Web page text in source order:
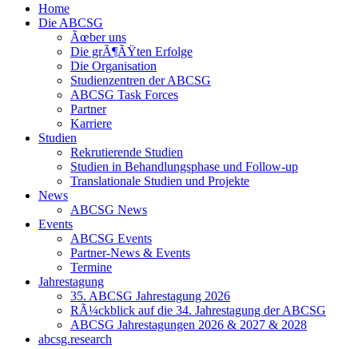
Home
Die ABCSG
Ãœber uns
Die grÃ¶ÃŸten Erfolge
Die Organisation
Studienzentren der ABCSG
ABCSG Task Forces
Partner
Karriere
Studien
Rekrutierende Studien
Studien in Behandlungsphase und Follow-up
Translationale Studien und Projekte
News
ABCSG News
Events
ABCSG Events
Partner-News & Events
Termine
Jahrestagung
35. ABCSG Jahrestagung 2026
RÃ¼ckblick auf die 34. Jahrestagung der ABCSG
ABCSG Jahrestagungen 2026 & 2027 & 2028
abcsg.research